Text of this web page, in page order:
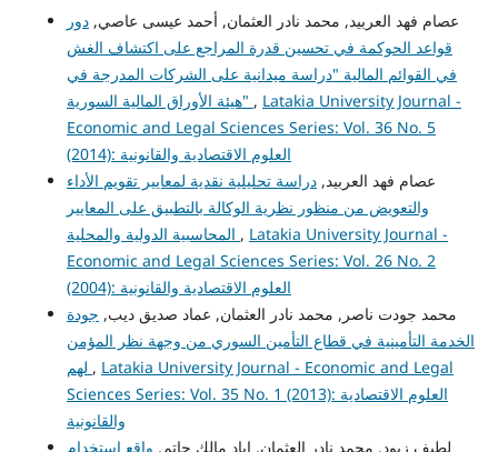
عصام فهد العربيد, محمد نادر العثمان, أحمد عيسى عاصي,دور
قواعد الحوكمة في تحسين قدرة المراجع على اكتشاف الغش
في القوائم المالية "دراسة ميدانية على الشركات المدرجة في
هيئة الأوراق المالية السورية" , Latakia University Journal -
Economic and Legal Sciences Series: Vol. 36 No. 5
(2014): العلوم الاقتصادية والقانونية
عصام فهد العربيد,دراسة تحليلية نقدية لمعايير تقويم الأداء
والتعويض من منظور نظرية الوكالة بالتطبيق على المعايير
, Latakia University Journal -
Economic and Legal Sciences Series: Vol. 26 No. 2
(2004): العلوم الاقتصادية والقانونية
محمد جودت ناصر, محمد نادر العثمان, عماد صديق ديب, جودة
الخدمة التأمينية في قطاع التأمين السوري من وجهة نظر المؤمن
, Latakia University Journal - Economic and Legal
Sciences Series: Vol. 35 No. 1 (2013): العلوم الاقتصادية
والقانونية
لطيف زيود, محمد نادر العثمان, إياد مالك حاتم, واقع استخدام